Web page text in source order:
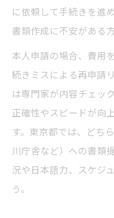
に依頼して手続きを進
書類作成に不安がある
本人申請の場合、費用
続きミスによる再申請
は専門家が内容チェッ
正確性やスピードが向
す。東京都では、どち
川庁舎など）への書類
況や日本語力、スケジ
う。